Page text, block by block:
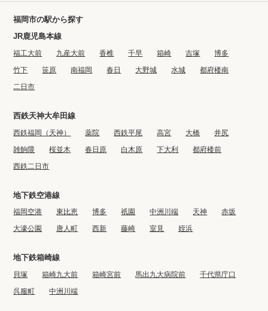
福岡市の駅から探す
JR鹿児島本線
福工大前 九産大前 香椎 千早 箱崎 吉塚
博多
竹下
笹原 南福岡 春日 大野城 水城
都府楼南
二日市
西鉄天神大牟田線
西鉄福岡（天神） 薬院 西鉄平尾 高宮 大橋
井尻
雑餉隈
桜並木 春日原 白木原 下大利
都府楼前
西鉄二日市
地下鉄空港線
福岡空港 東比恵 博多 祇園 中洲川端 天神
赤坂
大濠公園
唐人町 西新 藤崎 室見 姪浜
地下鉄箱崎線
貝塚 箱崎九大前 箱崎宮前 馬出九大病院前
千代県庁口
呉服町
中洲川端